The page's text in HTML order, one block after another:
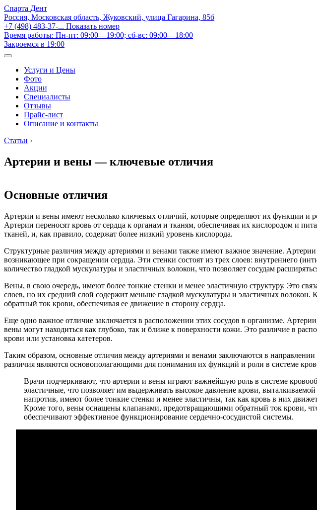
Спарта Дент
Россия, Московская область, Жуковский, улица Гагарина, 85б
+7 (498) 483-37-... Показать номер
Время работы: Пн-пт: 09:00—19:00; сб-вс: 09:00—18:00
Закроемся в 19:00
Услуги и Цены
Фото
Акции
Специалисты
Отзывы
Прайс-лист
Описание и контакты
Статьи ›
Артерии и вены — ключевые отличия
Основные отличия
Артерии и вены имеют несколько ключевых отличий, которые определяют их функции и
Артерии переносят кровь от сердца к органам и тканям, обеспечивая их кислородом и
тканей, и, как правило, содержат более низкий уровень кислорода.
Структурные различия между артериями и венами также имеют важное значение.
возникающее при сокращении сердца. Эти стенки состоят из трех слоев: внутреннего
количество гладкой мускулатуры и эластичных волокон, что позволяет сосудам
Вены, в свою очередь, имеют более тонкие стенки и менее эластичную структуру. Это
слоев, но их средний слой содержит меньше гладкой мускулатуры и эластичных
обратный ток крови, обеспечивая ее движение в сторону сердца.
Еще одно важное отличие заключается в расположении этих сосудов в организме.
вены могут находиться как глубоко, так и ближе к поверхности кожи. Это различие в
крови или установка катетеров.
Таким образом, основные отличия между артериями и венами заключаются в
различия являются основополагающими для понимания их функций и роли в системе
Врачи подчеркивают, что артерии и вены играют важнейшую роль в системе
эластичные, что позволяет им выдерживать высокое давление крови,
напротив, имеют более тонкие стенки и менее эластичны, так как кровь в них
Кроме того, вены оснащены клапанами, предотвращающими обратный ток крови,
обеспечивают эффективное функционирование сердечно-сосудистой системы.